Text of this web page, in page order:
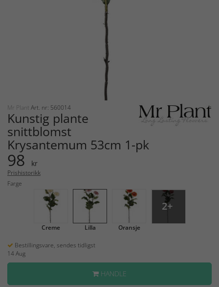
Mr Plant Art. nr: 560014
Kunstig plante
snittblomst
Krysantemum 53cm 1-pk
98 kr
Prishistorikk
Farge
Creme Lilla Oransje
2+
Bestillingsvare, sendes tidligst
14 Aug
HANDLE